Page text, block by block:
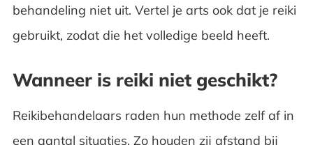
behandeling niet uit. Vertel je arts ook dat je reiki
gebruikt, zodat die het volledige beeld heeft.
Wanneer is reiki niet geschikt?
Reikibehandelaars raden hun methode zelf af in
een aantal situaties. Zo houden zij afstand bij